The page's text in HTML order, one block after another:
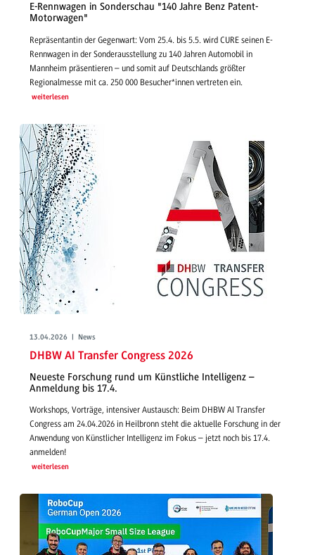
E-Rennwagen in Sonderschau "140 Jahre Benz Patent-
Motorwagen"
Repräsentantin der Gegenwart: Vom 25.4. bis 5.5. wird CURE seinen E-
Rennwagen in der Sonderausstellung zu 140 Jahren Automobil in
Mannheim präsentieren – und somit auf Deutschlands größter
Regionalmesse mit ca. 250 000 Besucher*innen vertreten ein.
weiterlesen
13.04.2026 | News
DHBW AI Transfer Congress 2026
Neueste Forschung rund um Künstliche Intelligenz –
Anmeldung bis 17.4.
Workshops, Vorträge, intensiver Austausch: Beim DHBW AI Transfer
Congress am 24.04.2026 in Heilbronn steht die aktuelle Forschung in der
Anwendung von Künstlicher Intelligenz im Fokus – jetzt noch bis 17.4.
anmelden!
weiterlesen